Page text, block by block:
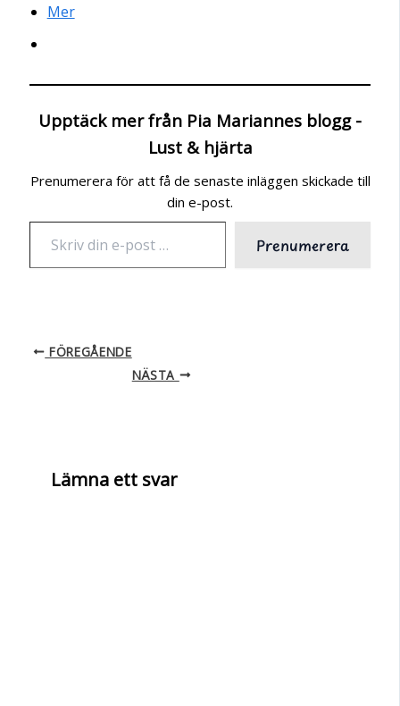
Mer
Upptäck mer från Pia Mariannes blogg -
Lust & hjärta
Prenumerera för att få de senaste inläggen skickade till
din e-post.
e-
Prenumerera
FÖREGÅENDE
NÄSTA
Lämna ett svar